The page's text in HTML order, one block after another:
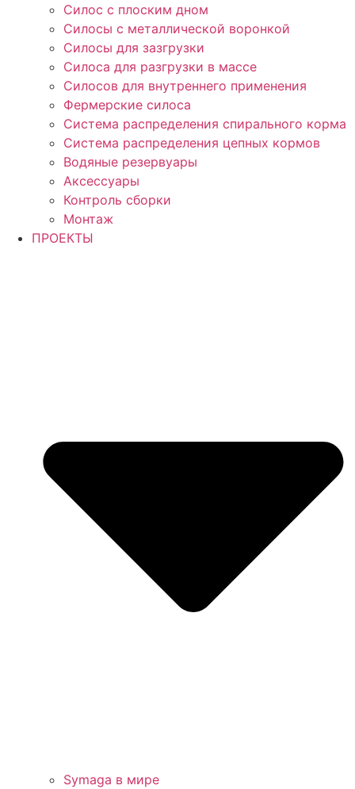
Силос с плоским дном
Силосы с металлической воронкой
Силосы для зазгрузки
Силоса для разгрузки в массе
Силосов для внутреннего применения
Фермерские силоса
Система распределения спирального корма
Система распределения цепных кормов
Водяные резервуары
Аксессуары
Контроль сборки
Монтаж
ПРОЕКТЫ
Symaga в мире